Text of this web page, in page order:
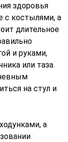
здоровья
с костылями, а
длительное
и руками,
или таза.
на стул и
а